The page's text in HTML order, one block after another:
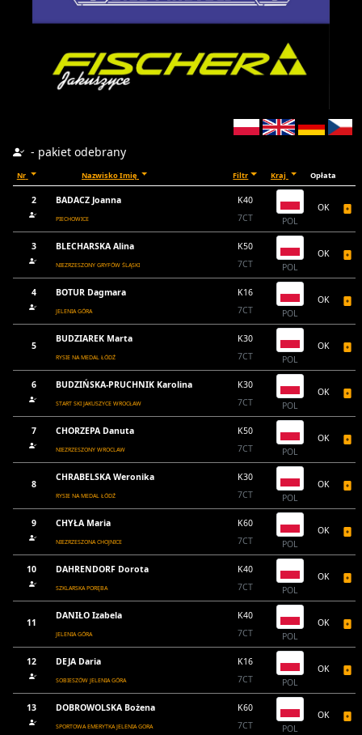
- pakiet odebrany
Nr Nazwisko Imię Filtr Kraj Opłata
2 BADACZ Joanna
PIECHOWICE
K40
7CT
POL
OK
3 BLECHARSKA Alina
NIEZRZESZONY GRYFÓW ŚLĄSKI
K50
7CT
POL
OK
4 BOTUR Dagmara
JELENIA GÓRA
K16
7CT
POL
OK
5
BUDZIAREK Marta
RYSIE NA MEDAL ŁÓDŹ
K30
7CT
POL
OK
6 BUDZIŃSKA-PRUCHNIK Karolina
START SKI JAKUSZYCE WROCŁAW
K30
7CT
POL
OK
7 CHORZEPA Danuta
NIEZRZESZONY WROCLAW
K50
7CT
POL
OK
8
CHRABELSKA Weronika
RYSIE NA MEDAL ŁÓDŹ
K30
7CT
POL
OK
9 CHYŁA Maria
NIEZRZESZONA CHOJNICE
K60
7CT
POL
OK
10 DAHRENDORF Dorota
SZKLARSKA PORĘBA
K40
7CT
POL
OK
11
DANIŁO Izabela
JELENIA GÓRA
K40
7CT
POL
OK
12 DEJA Daria
SOBIESZÓW JELENIA GÓRA
K16
7CT
POL
OK
13 DOBROWOLSKA Bożena
SPORTOWA EMERYTKA JELENIA GORA
K60
7CT
POL
OK